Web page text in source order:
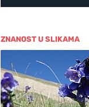
ZNANOST U SLIKAMA